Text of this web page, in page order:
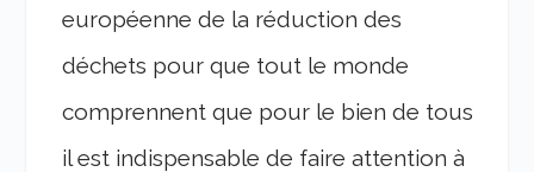
européenne de la réduction des
déchets pour que tout le monde
comprennent que pour le bien de tous
il est indispensable de faire attention à